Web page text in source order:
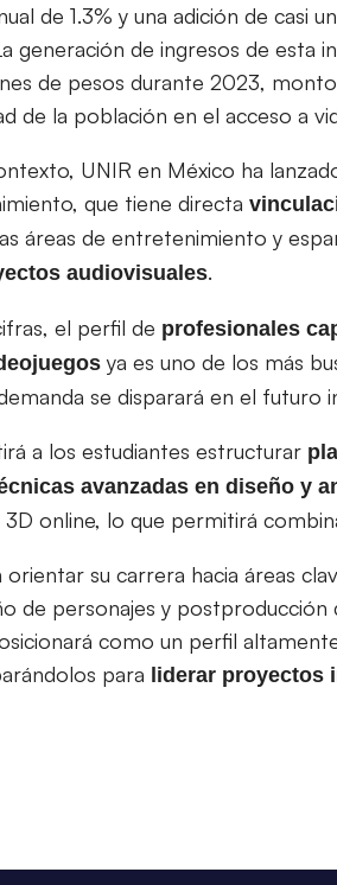
de 1.3% y una adición de casi
generación de ingresos de esta
de pesos durante 2023,
de la población en el acceso a
UNIR en México ha
que tiene directa
áreas de entretenimiento y
audiovisuales.
el perfil de profesionales
ya es uno de los más
se disparará en el futuro
a los estudiantes estructurar
avanzadas en diseño y
online, lo que permitirá
su carrera hacia áreas
de personajes y
como un perfil
para liderar proyectos